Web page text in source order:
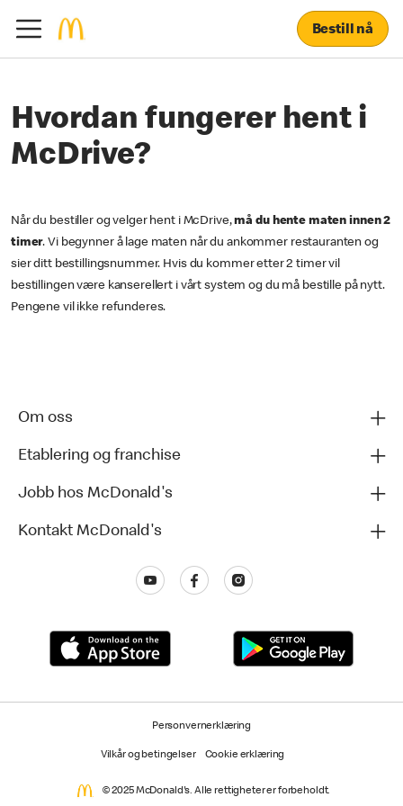
Bestill nå
Hvordan fungerer hent i
McDrive?
Når du bestiller og velger hent i McDrive,må du hente maten innen 2
timer. Vi begynner å lage maten når du ankommer restauranten og
sier ditt bestillingsnummer. Hvis du kommer etter 2 timer vil
bestillingen være kanserellert i vårt system og du må bestille på nytt.
Pengene vil ikke refunderes.
Om oss
Etablering og franchise
Jobb hos McDonald's
Kontakt McDonald's
Personvernerklæring
Vilkår og betingelser Cookie erklæring
© 2025 McDonald's. Alle rettigheter er forbeholdt.